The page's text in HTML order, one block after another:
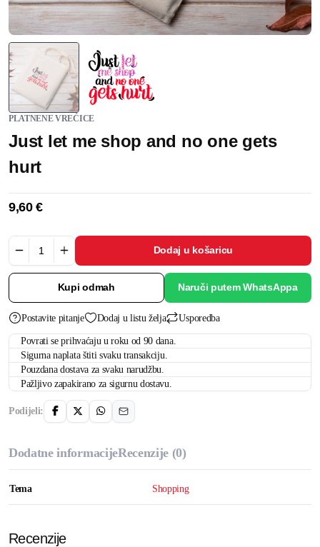
PLATNENE VREĆICE
Just let me shop and no one gets
hurt
9,60€
Dodaj u košaricu
Kupi odmah Naruči putem WhatsAppa
Postavite pitanje Dodaj u listu želja Usporedba
Povrati se prihvaćaju u roku od 90 dana.
Sigurna naplata štiti svaku transakciju.
Pouzdana dostava za svaku narudžbu.
Pažljivo zapakirano za sigurnu dostavu.
Podijeli:
Dodatne informacijeRecenzije (0)
Tema Shopping
Recenzije